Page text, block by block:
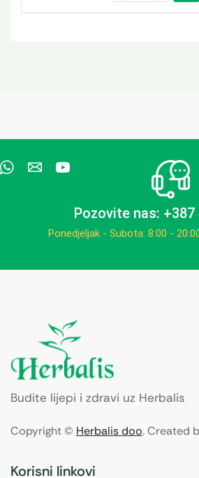
Pozovite nas: +387
Ponedjeljak - Subota: 8:00 -
Budite lijepi i zdravi uz Herbalis
Copyright © Herbalis doo. Created
Korisni linkovi